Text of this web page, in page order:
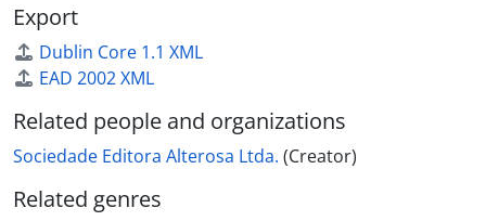
Export
Dublin Core 1.1 XML
EAD 2002 XML
Related people and organizations
Sociedade Editora Alterosa Ltda. (Creator)
Related genres